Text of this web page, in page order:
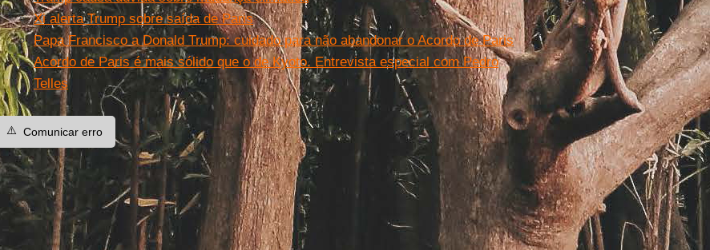
Xi alerta Trump sobre saída de Paris
Papa Francisco a Donald Trump: cuidado para não abandonar o Acordo de Paris
Acordo de Paris é mais sólido que o de Kyoto. Entrevista especial com Pedro
Telles
⚠️ Comunicar erro